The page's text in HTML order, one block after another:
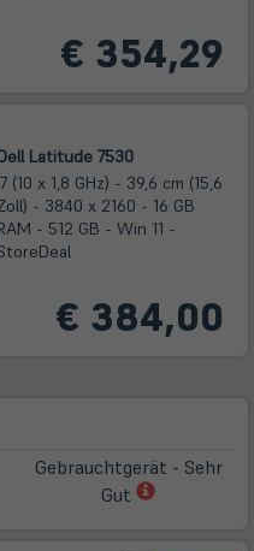
€ 354,29
Latitude 7530
(10 x 1,8 GHz) - 39,6 cm (15,6
- 3840 x 2160 - 16 GB
- 512 GB - Win 11 -
€ 384,00
Gebrauchtgerät - Sehr
Gut
(öffnet